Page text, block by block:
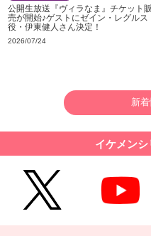
公開生放送『ヴィラなま』チケット販
売が開始♪ゲストにゼイン・レグルス
役・伊東健人さん決定！
2026/07/24
新
イケメン